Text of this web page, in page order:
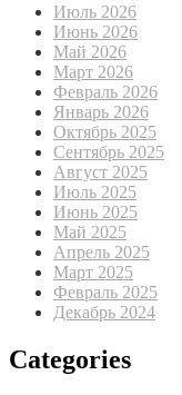
Июль 2026
Июнь 2026
Май 2026
Март 2026
Февраль 2026
Январь 2026
Октябрь 2025
Сентябрь 2025
Август 2025
Июль 2025
Июнь 2025
Май 2025
Апрель 2025
Март 2025
Февраль 2025
Декабрь 2024
Categories